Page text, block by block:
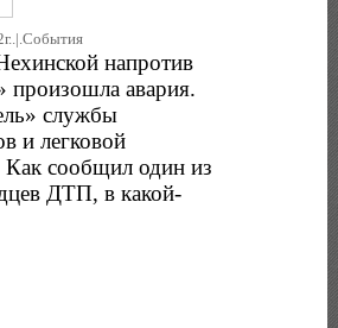
напротив
произошла авария.
службы
и легковой
сообщил один из
ДТП, в какой-